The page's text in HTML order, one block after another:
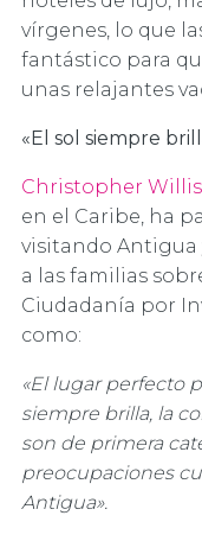
vírgenes, lo que
fantástico para
unas relajantes
«El sol siempre
Christopher Willis
en el Caribe, ha
visitando Antigua
a las familias
Ciudadanía por
como:
«El lugar perfecto
siempre brilla, la
son de primera
preocupaciones
Antigua».